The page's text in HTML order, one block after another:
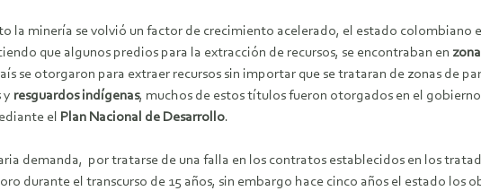
la minería se volvió un factor de crecimiento acelerado, el estado colombiano
que algunos predios para la extracción de recursos, se encontraban en
se otorgaron para extraer recursos sin importar que se trataran de zonas de
y resguardos indígenas, muchos de estos títulos fueron otorgados en el
el Plan Nacional de Desarrollo.
demanda, por tratarse de una falla en los contratos establecidos en los
durante el transcurso de 15 años, sin embargo hace cinco años el estado los